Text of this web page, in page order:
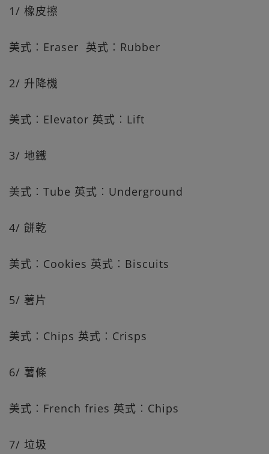
1/ 橡皮擦
美式︰Eraser 英式︰Rubber
2/ 升降機
美式︰Elevator 英式︰Lift
3/ 地鐵
美式︰Tube 英式︰Underground
4/ 餅乾
美式︰Cookies 英式︰Biscuits
5/ 薯片
美式︰Chips 英式︰Crisps
6/ 薯條
美式︰French fries 英式︰Chips
7/ 垃圾